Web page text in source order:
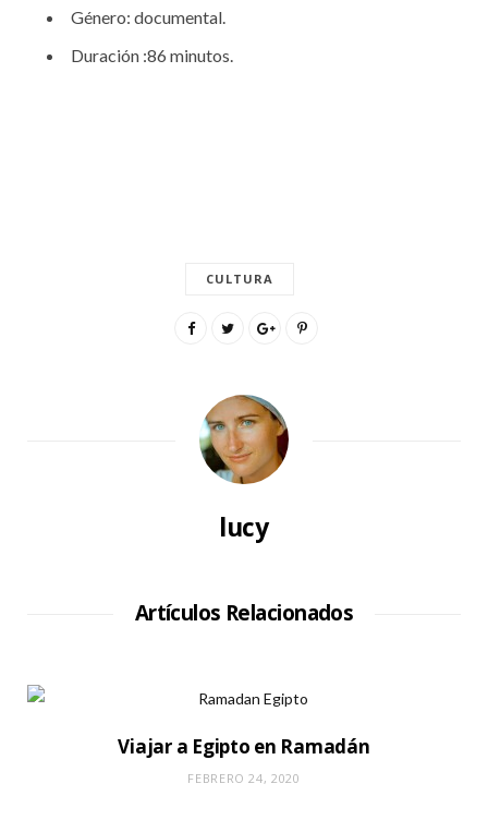
Género: documental.
Duración :86 minutos.
CULTURA
lucy
Artículos Relacionados
Viajar a Egipto en Ramadán
FEBRERO 24, 2020